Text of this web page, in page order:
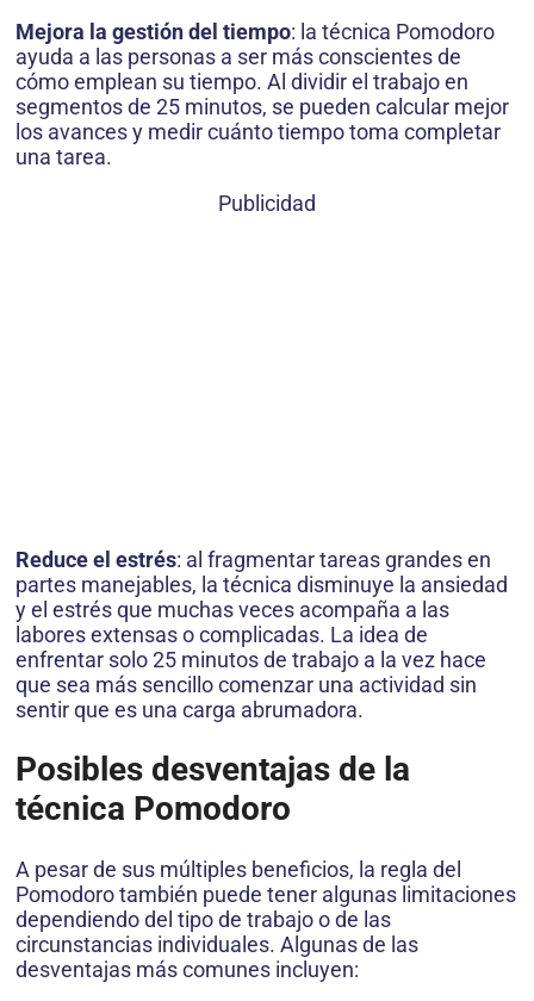
Mejora la gestión del tiempo: la técnica Pomodoro
ayuda a las personas a ser más conscientes de
cómo emplean su tiempo. Al dividir el trabajo en
segmentos de 25 minutos, se pueden calcular mejor
los avances y medir cuánto tiempo toma completar
una tarea.
Publicidad
Reduce el estrés: al fragmentar tareas grandes en
partes manejables, la técnica disminuye la ansiedad
y el estrés que muchas veces acompaña a las
labores extensas o complicadas. La idea de
enfrentar solo 25 minutos de trabajo a la vez hace
que sea más sencillo comenzar una actividad sin
sentir que es una carga abrumadora.
Posibles desventajas de la
técnica Pomodoro
A pesar de sus múltiples beneficios, la regla del
Pomodoro también puede tener algunas limitaciones
dependiendo del tipo de trabajo o de las
circunstancias individuales. Algunas de las
desventajas más comunes incluyen: